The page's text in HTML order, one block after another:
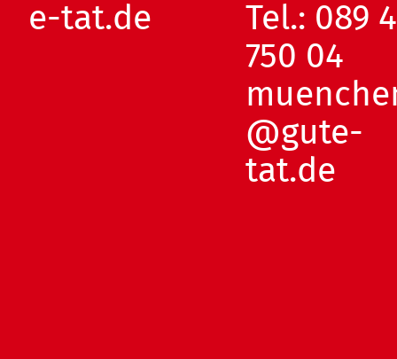
e-tat.de
Tel.: 089
750 04
@gute-
tat.de